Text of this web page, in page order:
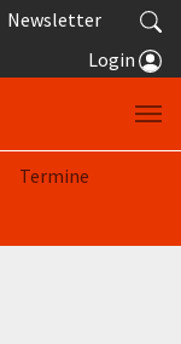
Newsletter
Login
Termine